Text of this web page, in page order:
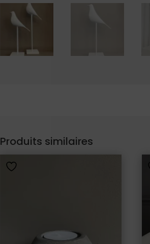
Produits similaires